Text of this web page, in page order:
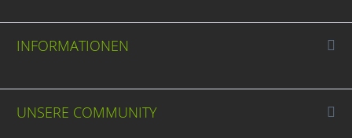
INFORMATIONEN
UNSERE COMMUNITY